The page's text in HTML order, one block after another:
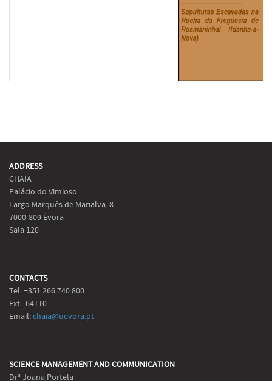
ADDRESS
CHAIA
Palácio do Vimioso
Largo Marquês de Marialva, 8
7000-809 Évora
Sala 120
CONTACTS
Tel: +351 266 740 800
Ext.: 64110
Email:chaia@uevora.pt
SCIENCE MANAGEMENT AND COMMUNICATION
Drª Joana Portela